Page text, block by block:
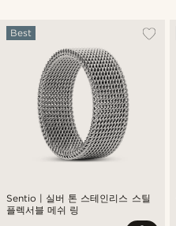
Sentio | 실버 톤 스테인리스 스틸
플렉서블 메쉬 링
Best